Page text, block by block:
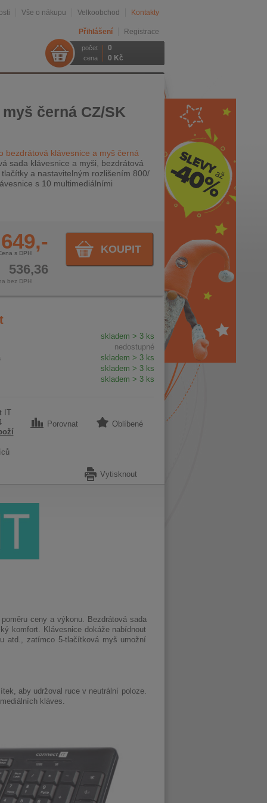
Vše o nákupu Velkoobchod Kontakty
Přihlášení Registrace
počet 0
cena 0 Kč
černá CZ/SK
bezdrátová klávesnice a myš černá
sada klávesnice a myši, bezdrátová
a nastavitelným rozlišením 800/
s 10 multimediálními
KOUPIT
649,-
s DPH
536,36
bez DPH
skladem > 3 ks
nedostupné
skladem > 3 ks
skladem > 3 ks
skladem > 3 ks
IT
Porovnat Oblíbené
Vytisknout
ceny a výkonu. Bezdrátová sada
komfort. Klávesnice dokáže nabídnout
atd., zatímco 5-tlačítková myš umožní
aby udržoval ruce v neutrální poloze.
kláves.